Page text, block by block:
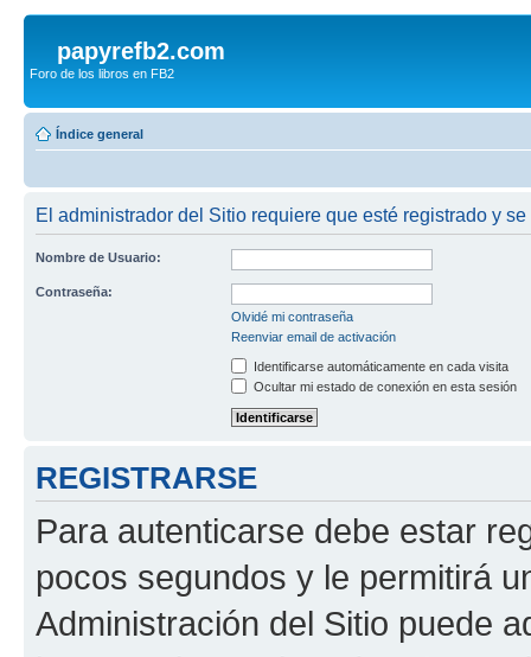
papyrefb2.com
Foro de los libros en FB2
Índice general
El administrador del Sitio requiere que esté registrado y
Nombre de Usuario:
Contraseña:
Olvidé mi contraseña
Reenviar email de activación
Identificarse automáticamente en cada visita
Ocultar mi estado de conexión en esta sesión
REGISTRARSE
Para autenticarse debe estar
pocos segundos y le permitirá
Administración del Sitio puede